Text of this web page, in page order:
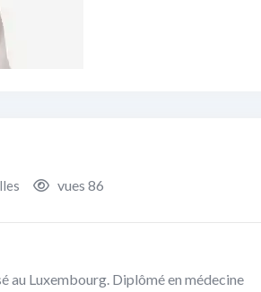
vues 86
au Luxembourg. Diplômé en médecine